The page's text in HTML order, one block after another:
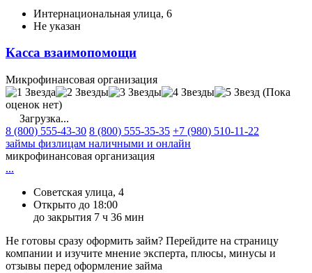
Интернациональная улица, 6
Не указан
Касса взаимопомощи
Микрофинансовая организация
(Пока
оценок нет)
Загрузка...
8 (800) 555-43-30 8 (800) 555-35-35 +7 (980) 510-11-22
займы физлицам наличными и онлайн
микрофинансовая организация
...
Советская улица, 4
Открыто до 18:00
до закрытия 7 ч 36 мин
Не готовы сразу оформить займ? Перейдите на страницу
компании и изучите мнение эксперта, плюсы, минусы и
отзывы перед оформление займа